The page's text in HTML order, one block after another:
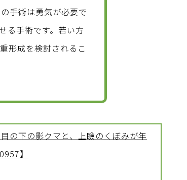
手術は勇気が必要で
る手術です。若い方
形成を検討されるこ
の下の影クマと、上瞼のくぼみが年
】